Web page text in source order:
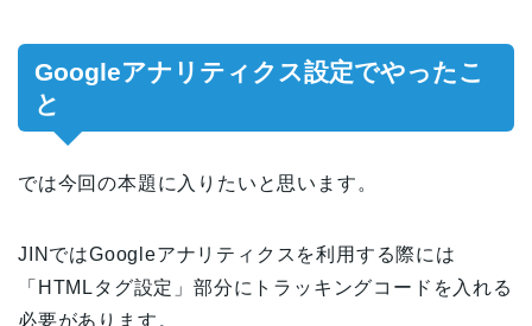
Googleアナリティクス設定でやったこ
と
では今回の本題に入りたいと思います。
JINではGoogleアナリティクスを利用する際には
「HTMLタグ設定」部分にトラッキングコードを入れる
必要があります。